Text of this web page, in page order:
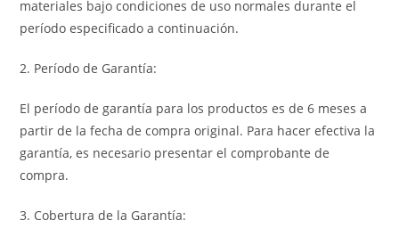
materiales bajo condiciones de uso normales durante el
período especificado a continuación.
2. Período de Garantía:
El período de garantía para los productos es de 6 meses a
partir de la fecha de compra original. Para hacer efectiva la
garantía, es necesario presentar el comprobante de
compra.
3. Cobertura de la Garantía: